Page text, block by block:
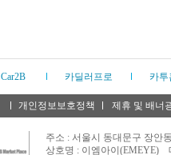
Car2B 카딜러프로 카투
개인정보보호정책 제휴 및 배너
주소 : 서울시 동대문구 장안
상호명 : 이엠아이(EMEYE)